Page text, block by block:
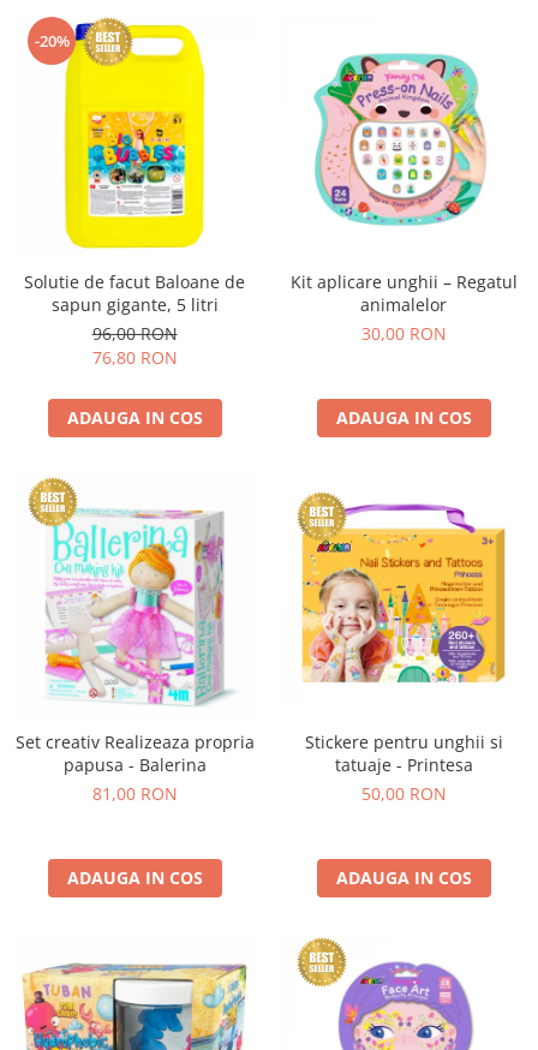
-20%
Solutie de facut Baloane de
sapun gigante, 5 litri
96,00 RON
76,80 RON
ADAUGA IN COS
Kit aplicare unghii – Regatul
animalelor
30,00 RON
ADAUGA IN COS
Set creativ Realizeaza propria
papusa - Balerina
81,00 RON
ADAUGA IN COS
Stickere pentru unghii si
tatuaje - Printesa
50,00 RON
ADAUGA IN COS